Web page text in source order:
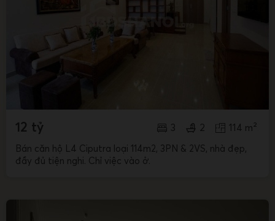
12 tỷ 3 2 114 m²
Bán căn hộ L4 Ciputra loại 114m2, 3PN & 2VS, nhà đẹp,
đầy đủ tiện nghi. Chỉ việc vào ở.